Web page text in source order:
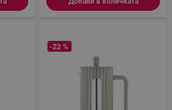
-22 %
Ефективност